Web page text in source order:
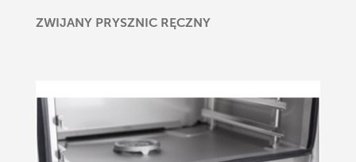
ZWIJANY PRYSZNIC RĘCZNY